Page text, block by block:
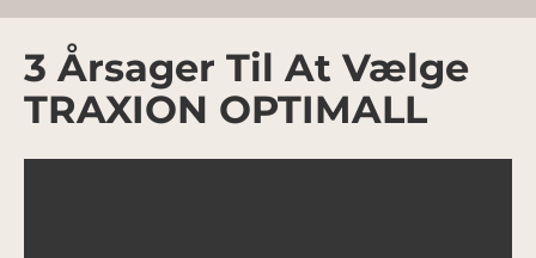
3 Årsager Til At Vælge
TRAXION OPTIMALL